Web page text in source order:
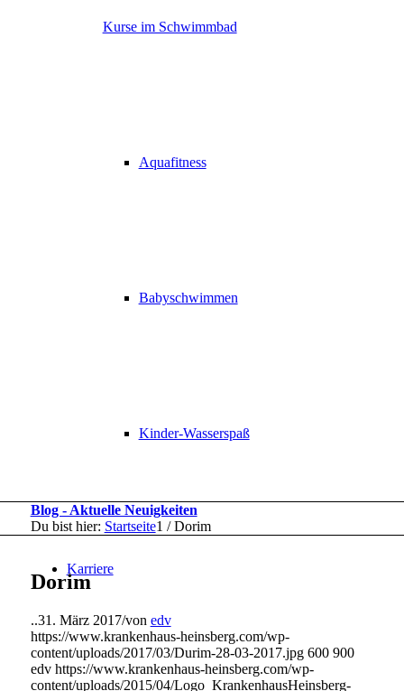
Kurse im Schwimmbad
Aquafitness
Babyschwimmen
Kinder-Wasserspaß
Karriere
Blog - Aktuelle Neuigkeiten
Du bist hier: Startseite1 / Dorim
Dorim
..31. März 2017/von edv
https://www.krankenhaus-heinsberg.com/wp-
content/uploads/2017/03/Durim-28-03-2017.jpg 600 900
edv https://www.krankenhaus-heinsberg.com/wp-
content/uploads/2015/04/Logo_KrankenhausHeinsberg-